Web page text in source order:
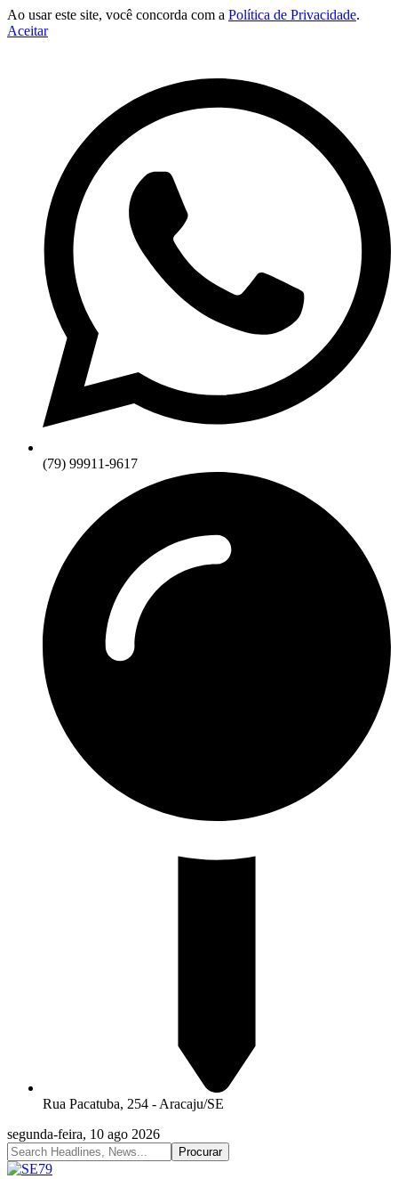
Ao usar este site, você concorda com a Política de Privacidade.
Aceitar
(79) 99911-9617
Rua Pacatuba, 254 - Aracaju/SE
segunda-feira, 10 ago 2026